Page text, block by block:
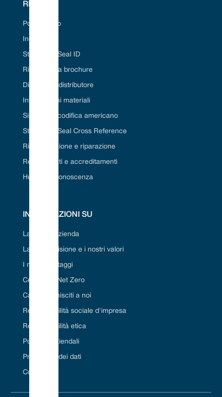
RISORSE
Portale Web
Industrie
Strumento Seal ID
Richiedi una brochure
Diventa un distributore
Informazioni materiali
Sistema di codifica americano
Strumento Seal Cross Reference
Ristrutturazione e riparazione
Regolamenti e accreditamenti
Hub della conoscenza
INFORMAZIONI SU
La nostra azienda
La nostra visione e i nostri valori
I nostri vantaggi
Certificato Net Zero
Carriera/Unisciti a noi
Responsabilità sociale d'impresa
Responsabilità etica
Politiche aziendali
Protezione dei dati
Contattaci